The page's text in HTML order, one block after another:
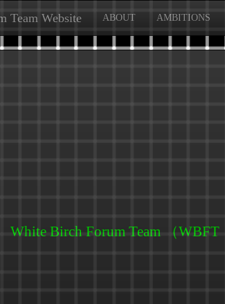
Team Website ABOUT AMBITIONS
White Birch Forum Team （WBFTea